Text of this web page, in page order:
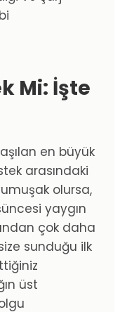
Mi: İşte
en büyük
arasındaki
olursa,
yaygın
çok daha
sunduğu ilk
üst